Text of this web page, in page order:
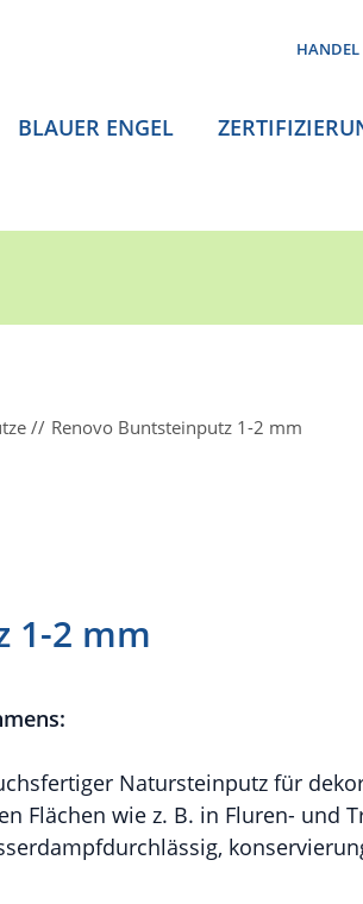
HANDEL
BLAUER ENGEL
Renovo Buntsteinputz 1-2 mm
1-2 mm
Natursteinputz für
Flächen wie z. B. in Fluren- und